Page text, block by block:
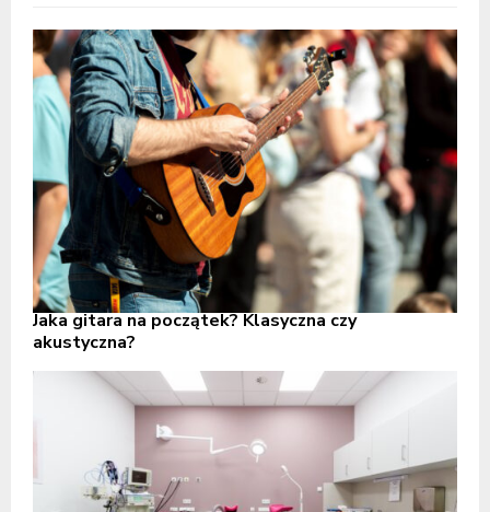
Jaka gitara na początek? Klasyczna czy
akustyczna?